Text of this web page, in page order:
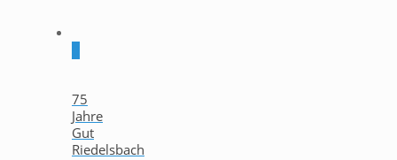
75
Jahre
Gut
Riedelsbach